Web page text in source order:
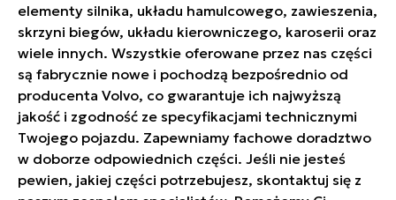
elementy silnika, układu hamulcowego, zawieszenia,
skrzyni biegów, układu kierowniczego, karoserii oraz
wiele innych. Wszystkie oferowane przez nas części
są fabrycznie nowe i pochodzą bezpośrednio od
producenta Volvo, co gwarantuje ich najwyższą
jakość i zgodność ze specyfikacjami technicznymi
Twojego pojazdu. Zapewniamy fachowe doradztwo
w doborze odpowiednich części. Jeśli nie jesteś
pewien, jakiej części potrzebujesz, skontaktuj się z